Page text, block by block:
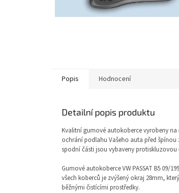
Popis Hodnocení
Detailní popis produktu
Kvalitní gumové autokoberce vyrobeny na
ochrání podlahu Vašeho auta před
spodní části jsou vybaveny protiskluzovou
Gumové autokoberce VW PASSAT B5 09/
všech koberců je zvýšený okraj 28mm,
běžnými čistícími prostředky.